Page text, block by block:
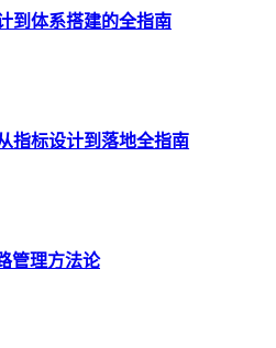
到体系搭建的全指南
指标设计到落地全指南
管理方法论